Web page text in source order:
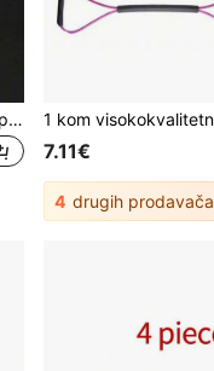
1 par tankih boksačkih rukavica, pogodne za početnike, pružaju zaštitu i iznimnu udobnost za MMA i druge sportove; unisex profesionalne sportske zaštitne rukavice
7.11€
4 drugih prodavača